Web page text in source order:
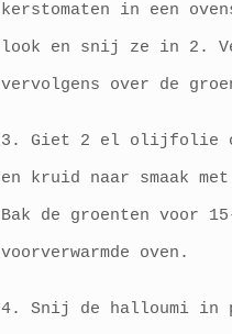
kerstomaten in een
look en snij ze in 2.
vervolgens over de
3. Giet 2 el olijfolie
en kruid naar smaak
Bak de groenten voor
voorverwarmde oven.
4. Snij de halloumi